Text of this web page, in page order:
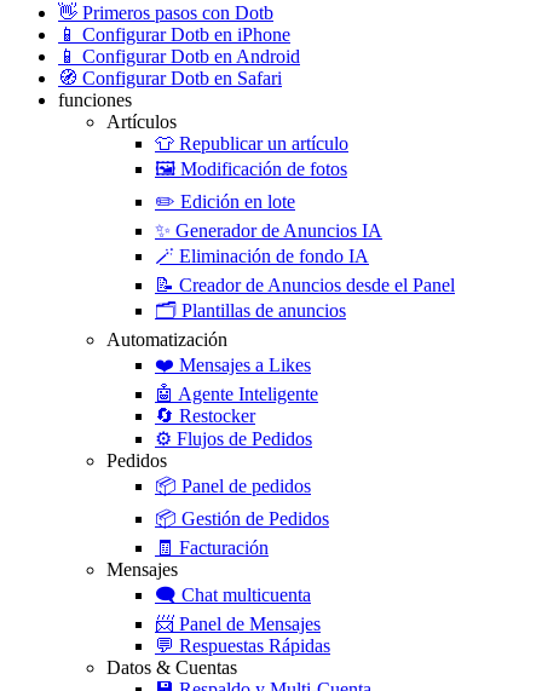
👋 Primeros pasos con Dotb
📱 Configurar Dotb en iPhone
📱 Configurar Dotb en Android
🧭 Configurar Dotb en Safari
funciones
Artículos
👕 Republicar un artículo
🖼️ Modificación de fotos
✏️ Edición en lote
✨ Generador de Anuncios IA
🪄 Eliminación de fondo IA
📝 Creador de Anuncios desde el Panel
🗂️ Plantillas de anuncios
Automatización
❤️ Mensajes a Likes
🤖 Agente Inteligente
🔄 Restocker
⚙️ Flujos de Pedidos
Pedidos
📦 Panel de pedidos
📦 Gestión de Pedidos
🧾 Facturación
Mensajes
🗨️ Chat multicuenta
📨 Panel de Mensajes
💬 Respuestas Rápidas
Datos & Cuentas